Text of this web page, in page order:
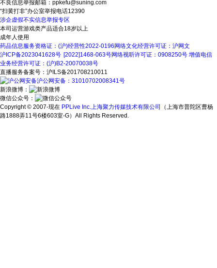
不良信息举报邮箱：ppkefu@suning.com
“扫黄打非”办公室举报电话12390
涉企虚假不实信息举报专区
本司运营游戏类产品适合18岁以上
成年人使用
药品信息服务资格证：(沪)经营性2022-0196 网络文化经营许可证：沪网文
[2022]1468-063号
沪ICP备2023041628号 网络视听许可证：0908250号 增值电信
业务经营许可证：(沪)B2-20070038号
直播服务备案号：沪ILS备201708210011
沪公网安备：31010702008341号
新浪微博：
微信公众号：
Copyright © 2007-现在 PPLive Inc.上海聚力传媒技术有限公司
（上海市普陀区曹杨
路1888弄11号6楼603室-G）All Rights Reserved.